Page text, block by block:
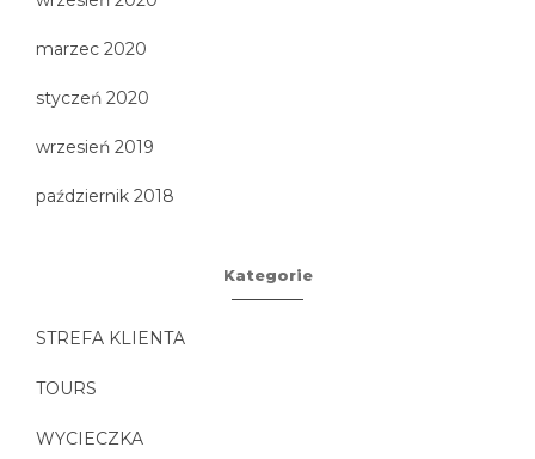
marzec 2020
styczeń 2020
wrzesień 2019
październik 2018
Kategorie
STREFA KLIENTA
TOURS
WYCIECZKA